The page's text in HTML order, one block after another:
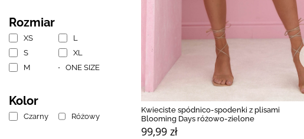
Rozmiar
XS
S
M
L
XL
ONE SIZE
Kolor
Czarny Różowy
Kwieciste spódnico-spodenki z plisami
Blooming Days różowo-zielone
99,99 zł